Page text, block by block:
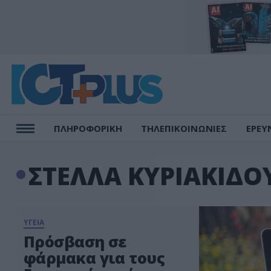
ΠΛΗΡΟΦΟΡΙΚΗ ΤΗΛΕΠΙΚΟΙΝΩΝΙΕΣ
ΣΤΕΛΛΑ
ΥΓΕΙΑ
Πρόσβαση σε
φάρμακα για τους